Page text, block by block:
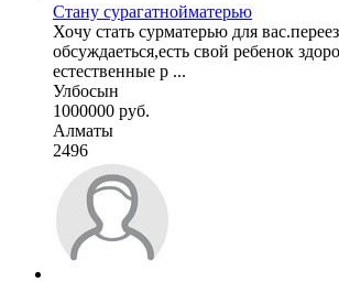
Стану сурагатнойматерью
Хочу стать сурматерью для
обсуждаеться,есть свой ребенок
естественные р ...
Улбосын
1000000 руб.
Алматы
2496